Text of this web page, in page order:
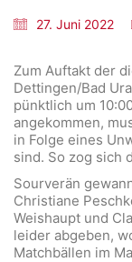
27. Juni 2022
Zum Auftakt der
Dettingen/Bad
pünktlich um
angekommen,
in Folge eines
sind. So zog sich
Sourverän
Christiane
Weishaupt und
leider abgeben,
Matchbällen im